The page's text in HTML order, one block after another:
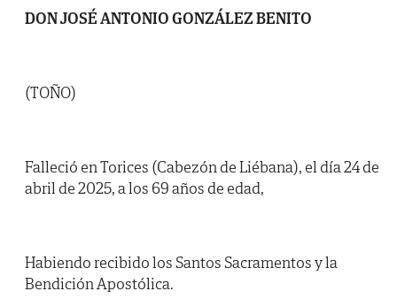
DON JOSÉ ANTONIO GONZÁLEZ BENITO
(TOÑO)
Falleció en Torices (Cabezón de Liébana), el día 24 de
abril de 2025, a los 69 años de edad,
Habiendo recibido los Santos Sacramentos y la
Bendición Apostólica.